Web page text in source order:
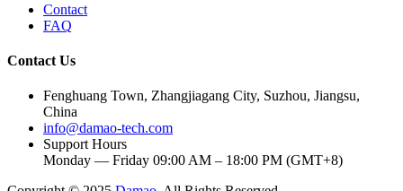
Contact
FAQ
Contact Us
Fenghuang Town, Zhangjiagang City, Suzhou, Jiangsu,
China
info@damao-tech.com
Support Hours
Monday — Friday 09:00 AM – 18:00 PM (GMT+8)